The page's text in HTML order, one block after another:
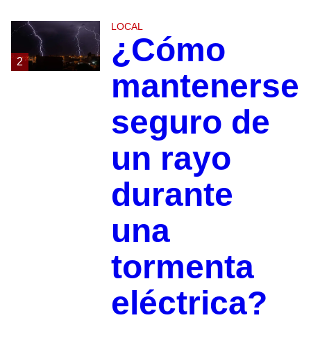
2
LOCAL
¿Cómo
mantenerse
seguro de
un rayo
durante
una
tormenta
eléctrica?